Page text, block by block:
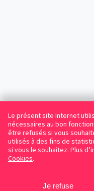
Le présent site Internet
nécessaires au bon
être refusés si vous
utilisés à des fins de
si vous le souhaitez. Plus
Cookies.
Je refuse